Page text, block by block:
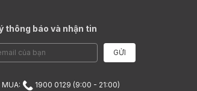
thông báo và nhận tin
GỬI
1900 0129 (9:00 - 21:00)